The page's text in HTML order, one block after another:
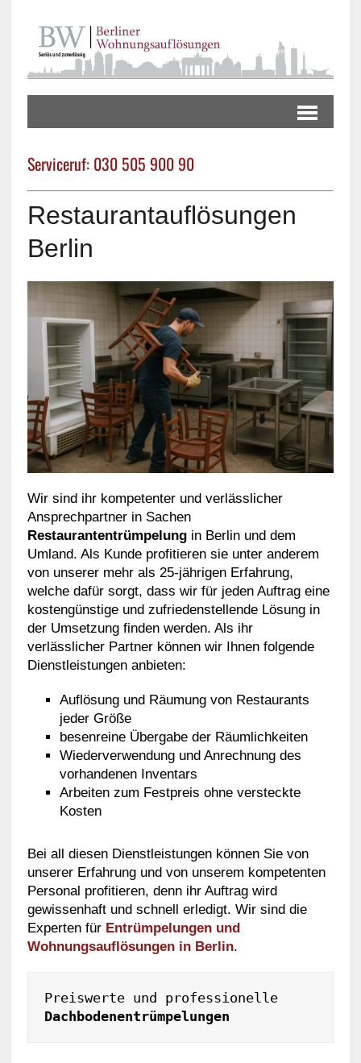
Serviceruf: 030 505 900 90
Restaurantauflösungen
Berlin
Wir sind ihr kompetenter und verlässlicher
Ansprechpartner in Sachen
Restaurantentrümpelungin Berlin und dem
Umland. Als Kunde profitieren sie unter anderem
von unserer mehr als 25-jährigen Erfahrung,
welche dafür sorgt, dass wir für jeden Auftrag eine
kostengünstige und zufriedenstellende Lösung in
der Umsetzung finden werden. Als ihr
verlässlicher Partner können wir Ihnen folgende
Dienstleistungen anbieten:
Auflösung und Räumung von Restaurants
jeder Größe
besenreine Übergabe der Räumlichkeiten
Wiederverwendung und Anrechnung des
vorhandenen Inventars
Arbeiten zum Festpreis ohne versteckte
Kosten
Bei all diesen Dienstleistungen können Sie von
unserer Erfahrung und von unserem kompetenten
Personal profitieren, denn ihr Auftrag wird
gewissenhaft und schnell erledigt. Wir sind die
Experten für Entrümpelungen und
Wohnungsauflösungen in Berlin.
Preiswerte und professionelle
Dachbodenentrümpelungen